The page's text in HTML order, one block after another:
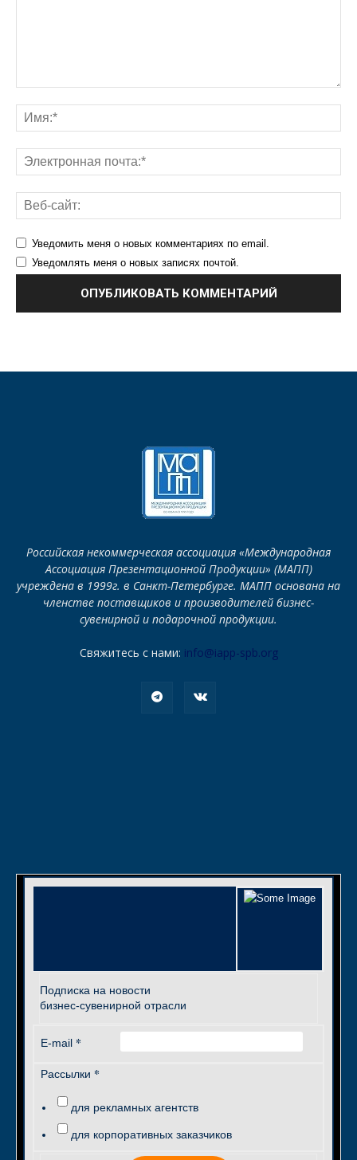
Уведомить меня о новых комментариях по email.
Уведомлять меня о новых записях почтой.
Российская некоммерческая ассоциация «Международная
Ассоциация Презентационной Продукции» (МАПП)
учреждена в 1999г. в Санкт-Петербурге. МАПП основана на
членстве поставщиков и производителей бизнес-
сувенирной и подарочной продукции.
Свяжитесь с нами: info@iapp-spb.org
Подписка на новости
бизнес-сувенирной отрасли
E-mail *
Рассылки *
для рекламных агентств
для корпоративных заказчиков